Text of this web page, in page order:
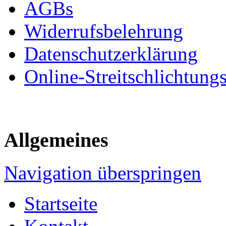
AGBs
Widerrufsbelehrung
Datenschutzerklärung
Online-
Allgemeines
Navigation überspringen
Startseite